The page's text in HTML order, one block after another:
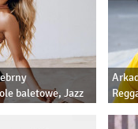
baletowe, Jazz